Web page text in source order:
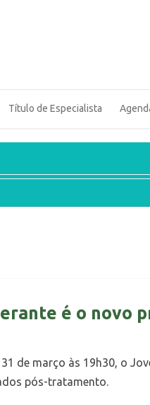
Título de Especialista
é o novo
de março às 19h30, o
pós-tratamento.